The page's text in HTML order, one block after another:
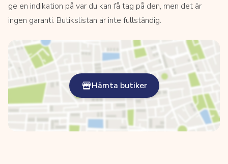
ge en indikation på var du kan få tag på den, men det är
ingen garanti. Butikslistan är inte fullständig.
Hämta butiker